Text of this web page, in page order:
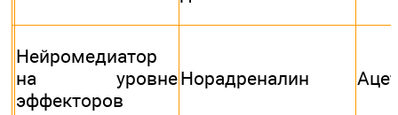
Нейромедиатор
на уровне
эффекторов
Норадреналин